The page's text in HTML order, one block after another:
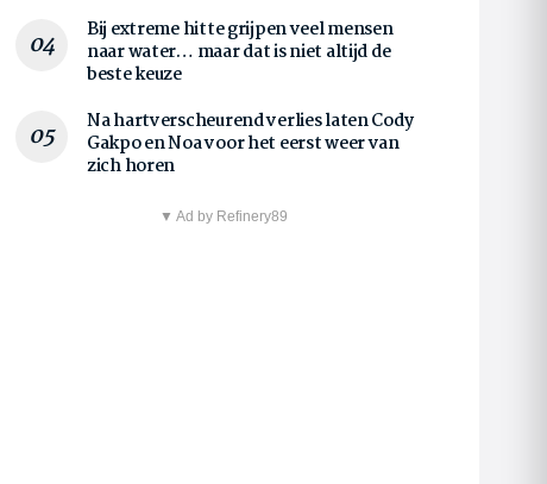
Bij extreme hitte grijpen veel mensen
naar water… maar dat is niet altijd de
beste keuze
Na hartverscheurend verlies laten Cody
Gakpo en Noa voor het eerst weer van
zich horen
▼ Ad by Refinery89